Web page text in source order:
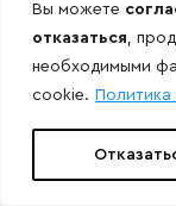
Вы можете
отказаться,
необходимыми
cookie. Политика